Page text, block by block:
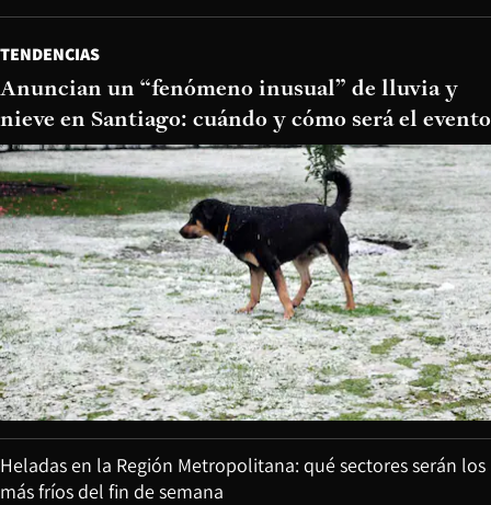
TENDENCIAS
Anuncian un “fenómeno inusual” de lluvia y
nieve en Santiago: cuándo y cómo será el evento
Heladas en la Región Metropolitana: qué sectores serán los
más fríos del fin de semana